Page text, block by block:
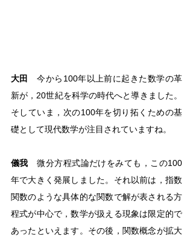
大田
今から100年以上前に起きた数学の革
新が，20世紀を科学の時代へと導きました。
そしていま，次の100年を切り拓くための基
礎として現代数学が注目されていますね。
儀我 微分方程式論だけをみても，この100
年で大きく発展しました。それ以前は，指数
関数のような具体的な関数で解が表される方
程式が中心で，数学が扱える現象は限定的で
あったといえます。その後，関数概念が拡大